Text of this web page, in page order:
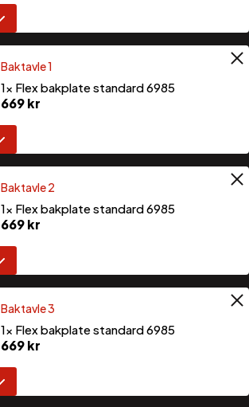
Overskap 5
Flex toppskap / overskap med 2
dører
1 790
Baktavle 1
1× Flex bakplate standard 6985
669kr
Baktavle 1
Flex bakplate med strømuttak for
230v og 2 stk USB
1 099
Baktavle 2
1× Flex bakplate standard 6985
669kr
Baktavle 2
Flex bakplate med strømuttak for
230v og 2 stk USB
1 099
Baktavle 3
1× Flex bakplate standard 6985
669kr